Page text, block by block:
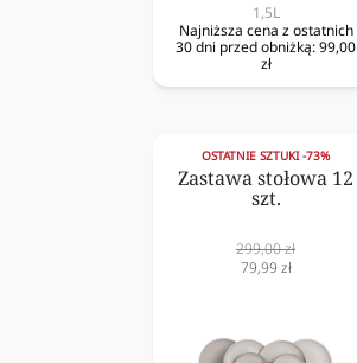
1,5L
Najniższa cena z ostatnich
30 dni przed obniżką:99,00
zł
OSTATNIE SZTUKI -73%
Zastawa stołowa 12
szt.
Cena
normalna
299,00 zł
Cena
79,99 zł